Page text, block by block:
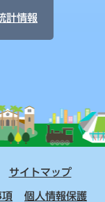
計情報
サイトマップ
項 個人情報保護